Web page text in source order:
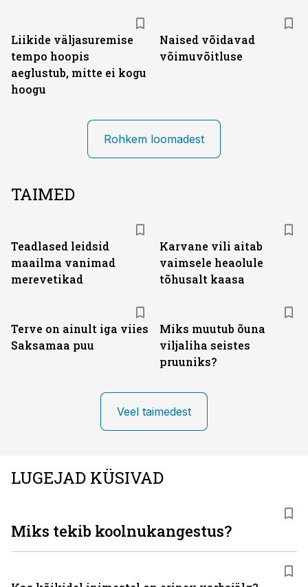
Liikide väljasuremise
tempo hoopis
aeglustub, mitte ei kogu
hoogu
Naised võidavad
võimuvõitluse
Rohkem loomadest
TAIMED
Teadlased leidsid
maailma vanimad
merevetikad
Karvane vili aitab
vaimsele heaolule
tõhusalt kaasa
Terve on ainult iga viies
Saksamaa puu
Miks muutub õuna
viljaliha seistes
pruuniks?
Veel taimedest
LUGEJAD KÜSIVAD
Miks tekib koolnukangestus?